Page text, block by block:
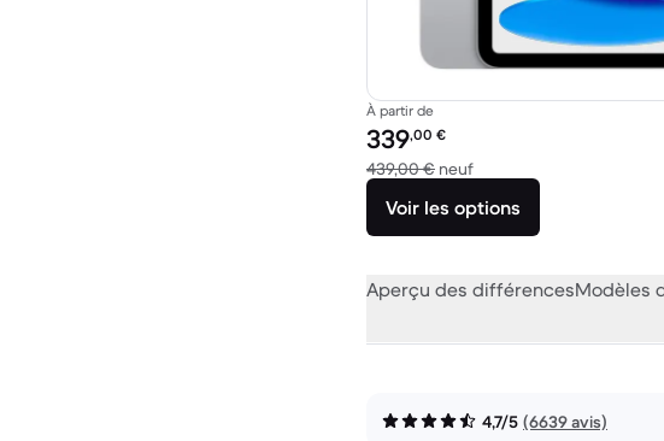
À partir de
Prix reconditionné :
339,00 €
439,00 € neufcontre 439,00 € neuf
Voir les options
Aperçu des différencesModèles
4,7/5 (6639 avis)